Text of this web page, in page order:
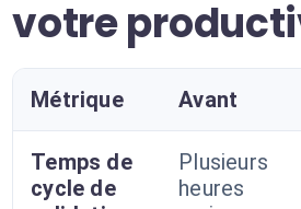
votre
Métrique Avant
Temps de
cycle de
Plusieurs
heures